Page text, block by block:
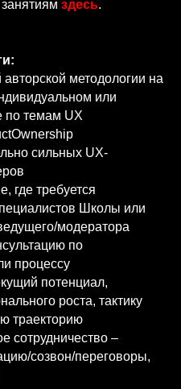
здесь.
методологии на
или
по темам UX
сильных UX-
где требуется
Школы или
модератора
по
процессу
потенциал,
роста, тактику
траекторию
сотрудничество –
созвон/переговоры,